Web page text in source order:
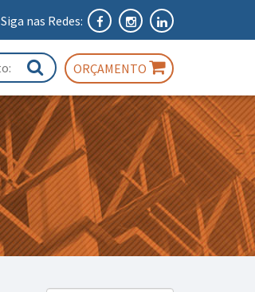
Siga nas Redes:
ORÇAMENTO